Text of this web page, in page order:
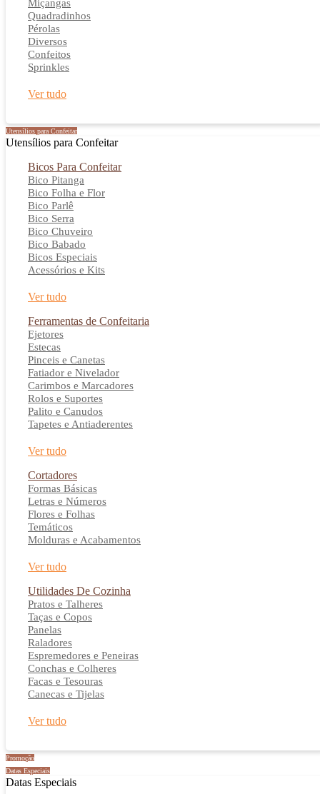
Miçangas
Quadradinhos
Pérolas
Diversos
Confeitos
Sprinkles
Ver tudo
Utensílios para Confeitar
Utensílios para Confeitar
Bicos Para Confeitar
Bico Pitanga
Bico Folha e Flor
Bico Parlê
Bico Serra
Bico Chuveiro
Bico Babado
Bicos Especiais
Acessórios e Kits
Ver tudo
Ferramentas de Confeitaria
Ejetores
Estecas
Pinceis e Canetas
Fatiador e Nivelador
Carimbos e Marcadores
Rolos e Suportes
Palito e Canudos
Tapetes e Antiaderentes
Ver tudo
Cortadores
Formas Básicas
Letras e Números
Flores e Folhas
Temáticos
Molduras e Acabamentos
Ver tudo
Utilidades De Cozinha
Pratos e Talheres
Taças e Copos
Panelas
Raladores
Espremedores e Peneiras
Conchas e Colheres
Facas e Tesouras
Canecas e Tijelas
Ver tudo
Promoção
Datas Especiais
Datas Especiais